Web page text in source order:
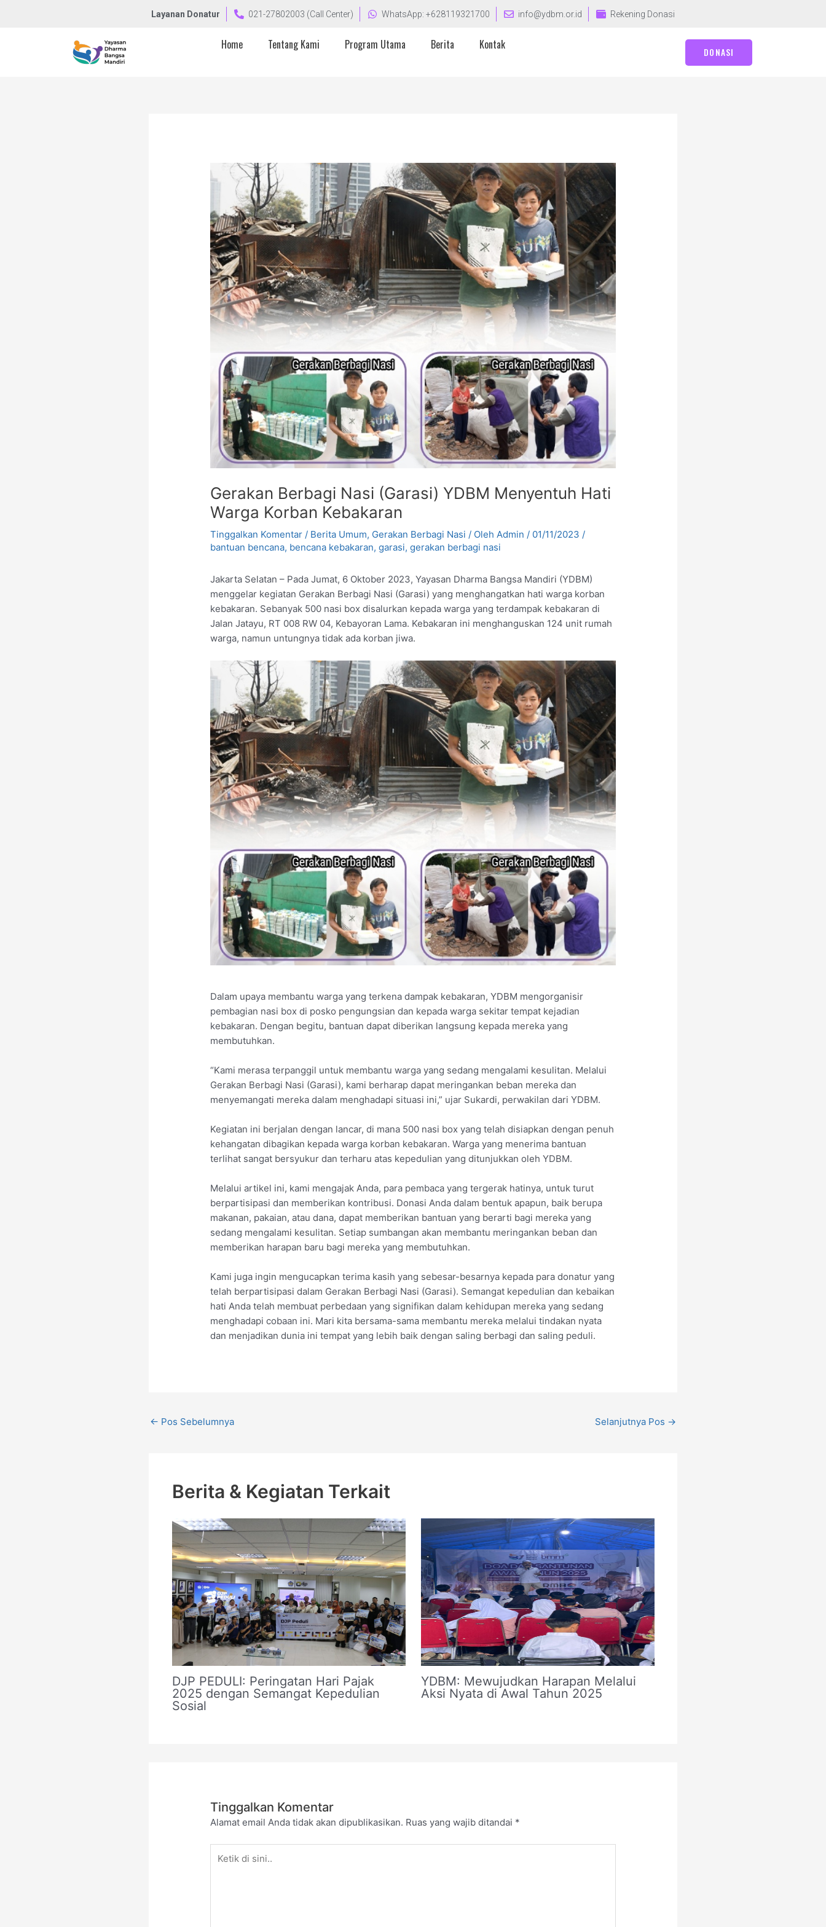
Layanan Donatur 021-27802003 (Call Center) WhatsApp: +628119321700 info@ydbm.or.id Rekening Donasi
Home Tentang Kami Program Utama Berita Kontak
DONASI
Gerakan Berbagi Nasi (Garasi) YDBM Menyentuh Hati
Warga Korban Kebakaran
Tinggalkan Komentar / Berita Umum, Gerakan Berbagi Nasi / Oleh Admin / 01/11/2023 /
bantuan bencana, bencana kebakaran,garasi,gerakan berbagi nasi
Jakarta Selatan – Pada Jumat, 6 Oktober 2023, Yayasan Dharma Bangsa Mandiri (YDBM)
menggelar kegiatan Gerakan Berbagi Nasi (Garasi) yang menghangatkan hati warga korban
kebakaran. Sebanyak 500 nasi box disalurkan kepada warga yang terdampak kebakaran di
Jalan Jatayu, RT 008 RW 04, Kebayoran Lama. Kebakaran ini menghanguskan 124 unit rumah
warga, namun untungnya tidak ada korban jiwa.
Dalam upaya membantu warga yang terkena dampak kebakaran, YDBM mengorganisir
pembagian nasi box di posko pengungsian dan kepada warga sekitar tempat kejadian
kebakaran. Dengan begitu, bantuan dapat diberikan langsung kepada mereka yang
membutuhkan.
“Kami merasa terpanggil untuk membantu warga yang sedang mengalami kesulitan. Melalui
Gerakan Berbagi Nasi (Garasi), kami berharap dapat meringankan beban mereka dan
menyemangati mereka dalam menghadapi situasi ini,” ujar Sukardi, perwakilan dari YDBM.
Kegiatan ini berjalan dengan lancar, di mana 500 nasi box yang telah disiapkan dengan penuh
kehangatan dibagikan kepada warga korban kebakaran. Warga yang menerima bantuan
terlihat sangat bersyukur dan terharu atas kepedulian yang ditunjukkan oleh YDBM.
Melalui artikel ini, kami mengajak Anda, para pembaca yang tergerak hatinya, untuk turut
berpartisipasi dan memberikan kontribusi. Donasi Anda dalam bentuk apapun, baik berupa
makanan, pakaian, atau dana, dapat memberikan bantuan yang berarti bagi mereka yang
sedang mengalami kesulitan. Setiap sumbangan akan membantu meringankan beban dan
memberikan harapan baru bagi mereka yang membutuhkan.
Kami juga ingin mengucapkan terima kasih yang sebesar-besarnya kepada para donatur yang
telah berpartisipasi dalam Gerakan Berbagi Nasi (Garasi). Semangat kepedulian dan kebaikan
hati Anda telah membuat perbedaan yang signifikan dalam kehidupan mereka yang sedang
menghadapi cobaan ini. Mari kita bersama-sama membantu mereka melalui tindakan nyata
dan menjadikan dunia ini tempat yang lebih baik dengan saling berbagi dan saling peduli.
navigation
← Pos Sebelumnya Selanjutnya Pos →
Berita & Kegiatan Terkait
DJP PEDULI: Peringatan Hari Pajak
2025 dengan Semangat Kepedulian
Sosial
YDBM: Mewujudkan Harapan Melalui
Aksi Nyata di Awal Tahun 2025
Tinggalkan Komentar
Alamat email Anda tidak akan dipublikasikan. Ruas yang wajib ditandai *